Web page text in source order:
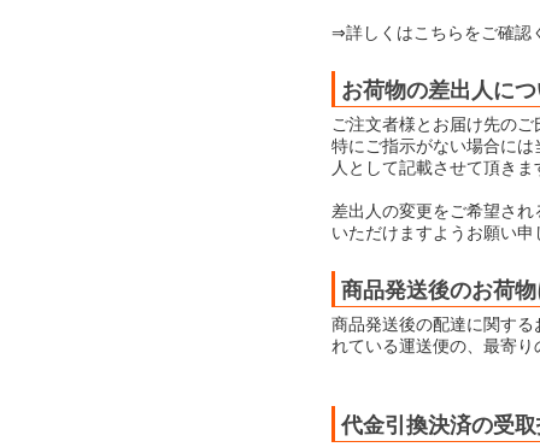
⇒詳しくはこちらをご確認
お荷物の差出人に
ご注文者様とお届け先の
特にご指示がない場合に
人として記載させて頂きま
差出人の変更をご希望さ
いただけますようお願い申
商品発送後のお荷
商品発送後の配達に関す
れている運送便の、最寄
代金引換決済の受